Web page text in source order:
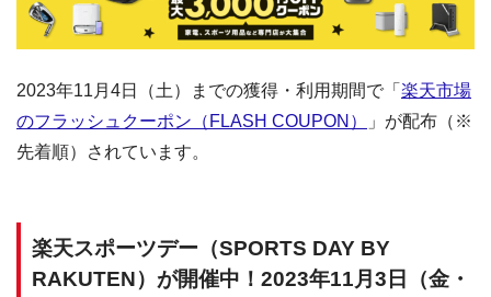
2023年11月4日（土）までの獲得・利用期間で「 楽天市場
のフラッシュクーポン（FLASH COUPON）
」が配布（※
先着順）されています。
楽天スポーツデー（SPORTS DAY BY
RAKUTEN）が開催中！2023年11月3日（金・